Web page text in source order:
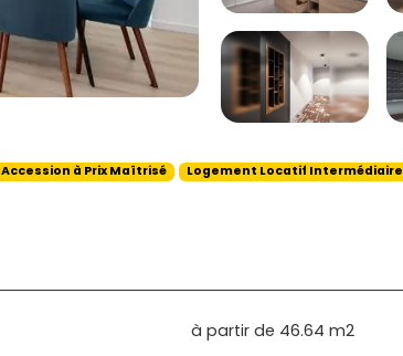
Accession à Prix Maîtrisé
Logement Locatif Intermédiaire
à partir de 46.64 m2